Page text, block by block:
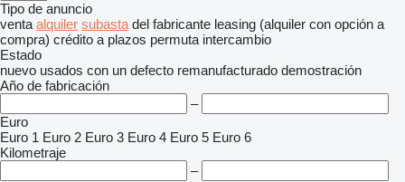
Tipo de anuncio
venta alquiler subasta del fabricante leasing (alquiler con opción a
compra) crédito a plazos permuta intercambio
Estado
nuevo usados con un defecto remanufacturado demostración
Año de fabricación
–
Euro
Euro 1 Euro 2 Euro 3 Euro 4 Euro 5 Euro 6
Kilometraje
–